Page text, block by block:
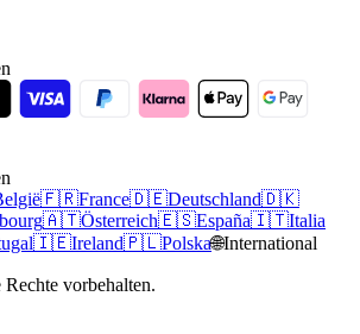
🇫🇷France🇩🇪Deutschland🇩🇰
🇦🇹Österreich🇪🇸España🇮🇹Italia
🇮🇪Ireland🇵🇱Polska🌐International
vorbehalten.